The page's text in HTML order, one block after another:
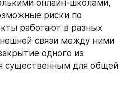
онлайн-школами,
риски по
работают в разных
связи между ними
одного из
существенным для общей